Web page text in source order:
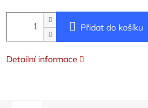
Přidat do košíku
Detailní informace